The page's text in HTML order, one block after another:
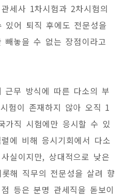
세사 1차시험과 2차시험의
있어 퇴직 후에도 전문성을
놓을 수 없는 장점이라고
무 방식에 따른 다소의 부
험이 존재하지 않아 오직 1
가직 시험에만 응시할 수 있
에 비해 응시기회에서 다소
실이지만, 상대적으로 낮은
해 직무의 전문성을 살려 향
등은 분명 관세직을 돋보이